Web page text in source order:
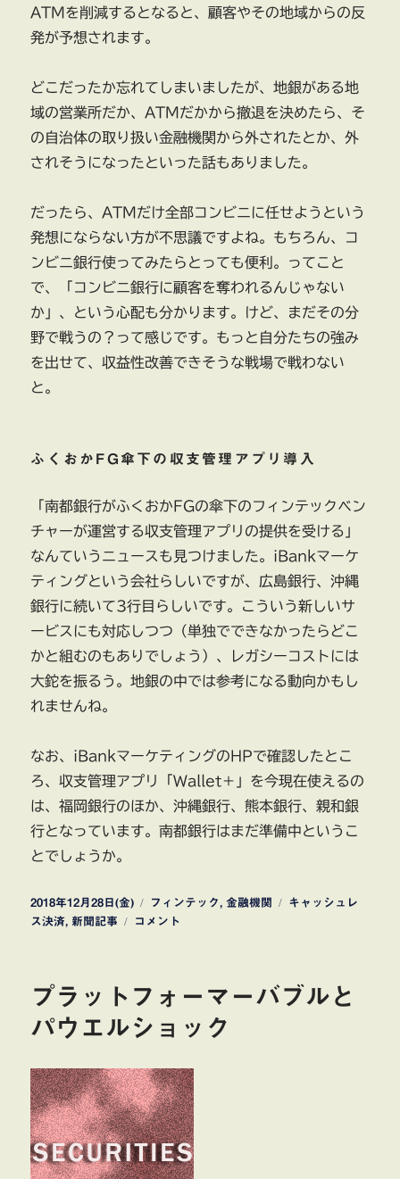
ATMを削減するとなると、顧客やその地域からの反
発が予想されます。
どこだったか忘れてしまいましたが、地銀がある地
域の営業所だか、ATMだかから撤退を決めたら、そ
の自治体の取り扱い金融機関から外されたとか、外
されそうになったといった話もありました。
だったら、ATMだけ全部コンビニに任せようという
発想にならない方が不思議ですよね。もちろん、コ
ンビニ銀行使ってみたらとっても便利。ってこと
で、「コンビニ銀行に顧客を奪われるんじゃない
か」、という心配も分かります。けど、まだその分
野で戦うの？って感じです。もっと自分たちの強み
を出せて、収益性改善できそうな戦場で戦わない
と。
ふくおかFG傘下の収支管理アプリ導入
「南都銀行がふくおかFGの傘下のフィンテックベン
チャーが運営する収支管理アプリの提供を受ける」
なんていうニュースも見つけました。iBankマーケ
ティングという会社らしいですが、広島銀行、沖縄
銀行に続いて3行目らしいです。こういう新しいサ
ービスにも対応しつつ（単独でできなかったらどこ
かと組むのもありでしょう）、レガシーコストには
大鉈を振るう。地銀の中では参考になる動向かもし
れませんね。
なお、iBankマーケティングのHPで確認したとこ
ろ、収支管理アプリ「Wallet＋」を今現在使えるの
は、福岡銀行のほか、沖縄銀行、熊本銀行、親和銀
行となっています。南都銀行はまだ準備中というこ
とでしょうか。
投
稿
2018年12月28日(金)
カ
テ
フィンテック,金融機関
タ
キャッシュレ
ス決済, 新聞記事
南
の
店
外
セ
ブ
ン
銀
行
が
コメント
プラットフォーマーバブルと
パウエルショック